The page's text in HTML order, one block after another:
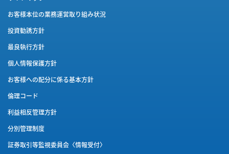
お客様本位の業務運営取り組み状況
投資勧誘方針
最良執行方針
個人情報保護方針
お客様への配分に係る基本方針
倫理コード
利益相反管理方針
分別管理制度
証券取引等監視委員会〈情報受付〉